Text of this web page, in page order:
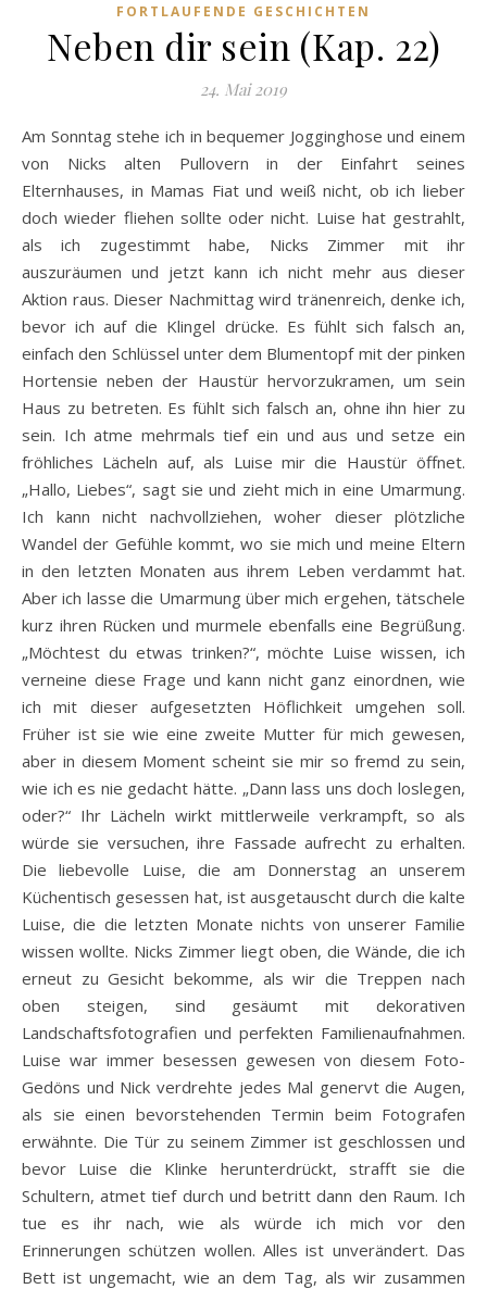
FORTLAUFENDE GESCHICHTEN
Neben dir sein (Kap. 22)
24. Mai 2019
Am Sonntag stehe ich in bequemer Jogginghose und einem
von Nicks alten Pullovern in der Einfahrt seines
Elternhauses, in Mamas Fiat und weiß nicht, ob ich lieber
doch wieder fliehen sollte oder nicht. Luise hat gestrahlt,
als ich zugestimmt habe, Nicks Zimmer mit ihr
auszuräumen und jetzt kann ich nicht mehr aus dieser
Aktion raus. Dieser Nachmittag wird tränenreich, denke ich,
bevor ich auf die Klingel drücke. Es fühlt sich falsch an,
einfach den Schlüssel unter dem Blumentopf mit der pinken
Hortensie neben der Haustür hervorzukramen, um sein
Haus zu betreten. Es fühlt sich falsch an, ohne ihn hier zu
sein. Ich atme mehrmals tief ein und aus und setze ein
fröhliches Lächeln auf, als Luise mir die Haustür öffnet.
„Hallo, Liebes“, sagt sie und zieht mich in eine Umarmung.
Ich kann nicht nachvollziehen, woher dieser plötzliche
Wandel der Gefühle kommt, wo sie mich und meine Eltern
in den letzten Monaten aus ihrem Leben verdammt hat.
Aber ich lasse die Umarmung über mich ergehen, tätschele
kurz ihren Rücken und murmele ebenfalls eine Begrüßung.
„Möchtest du etwas trinken?“, möchte Luise wissen, ich
verneine diese Frage und kann nicht ganz einordnen, wie
ich mit dieser aufgesetzten Höflichkeit umgehen soll.
Früher ist sie wie eine zweite Mutter für mich gewesen,
aber in diesem Moment scheint sie mir so fremd zu sein,
wie ich es nie gedacht hätte. „Dann lass uns doch loslegen,
oder?“ Ihr Lächeln wirkt mittlerweile verkrampft, so als
würde sie versuchen, ihre Fassade aufrecht zu erhalten.
Die liebevolle Luise, die am Donnerstag an unserem
Küchentisch gesessen hat, ist ausgetauscht durch die kalte
Luise, die die letzten Monate nichts von unserer Familie
wissen wollte. Nicks Zimmer liegt oben, die Wände, die ich
erneut zu Gesicht bekomme, als wir die Treppen nach
oben steigen, sind gesäumt mit dekorativen
Landschaftsfotografien und perfekten Familienaufnahmen.
Luise war immer besessen gewesen von diesem Foto-
Gedöns und Nick verdrehte jedes Mal genervt die Augen,
als sie einen bevorstehenden Termin beim Fotografen
erwähnte. Die Tür zu seinem Zimmer ist geschlossen und
bevor Luise die Klinke herunterdrückt, strafft sie die
Schultern, atmet tief durch und betritt dann den Raum. Ich
tue es ihr nach, wie als würde ich mich vor den
Erinnerungen schützen wollen. Alles ist unverändert. Das
Bett ist ungemacht, wie an dem Tag, als wir zusammen